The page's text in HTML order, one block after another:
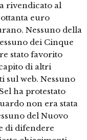
rivendicato al
euro
Nessuno della
dei Cinque
stato favorito
di altri
web. Nessuno
ha protestato
non era stata
del Nuovo
di difendere